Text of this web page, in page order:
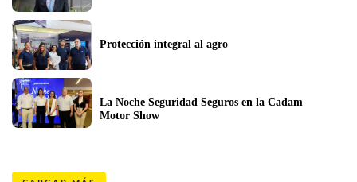
Protección integral al agro
La Noche Seguridad Seguros en la Cadam
Motor Show